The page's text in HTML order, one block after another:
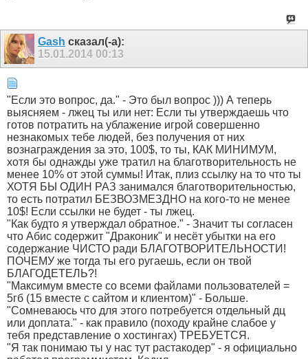
Gash сказал(-а):
15.01.2014 00:13
"Если это вопрос, да." - Это был вопрос ))) А теперь
выясняем - лжец ты или нет: Если ты утверждаешь что
готов потратить на ублажение игрой совершенно
незнакомых тебе людей, без получения от них
вознаграждения за это, 100$, то ты, КАК МИНИМУМ,
хотя бы однажды уже тратил на благотворительность не
менее 10% от этой суммы! Итак, плиз ссылку на то что ты
ХОТЯ БЫ ОДИН РАЗ занимался благотворительностью,
то есть потратил БЕЗВОЗМЕЗДНО на кого-то не менее
10$! Если ссылки не будет - ты лжец.
"Как будто я утверждал обратное." - Значит ты согласен
что Абис содержит "Драконик" и несёт убытки на его
содержание ЧИСТО ради БЛАГОТВОРИТЕЛЬНОСТИ!
ПОЧЕМУ же тогда ты его ругаешь, если он твой
БЛАГОДЕТЕЛЬ?!
"Максимум вместе со всеми файлами пользователей =
5гб (15 вместе с сайтом и клиентом)" - Больше.
"Сомневаюсь что для этого потребуется отдельный дц
или доплата." - как правило (походу крайне слабое у
тебя представление о хостингах) ТРЕБУЕТСЯ.
"Я так понимаю ты у нас тут растакодер" - я официально